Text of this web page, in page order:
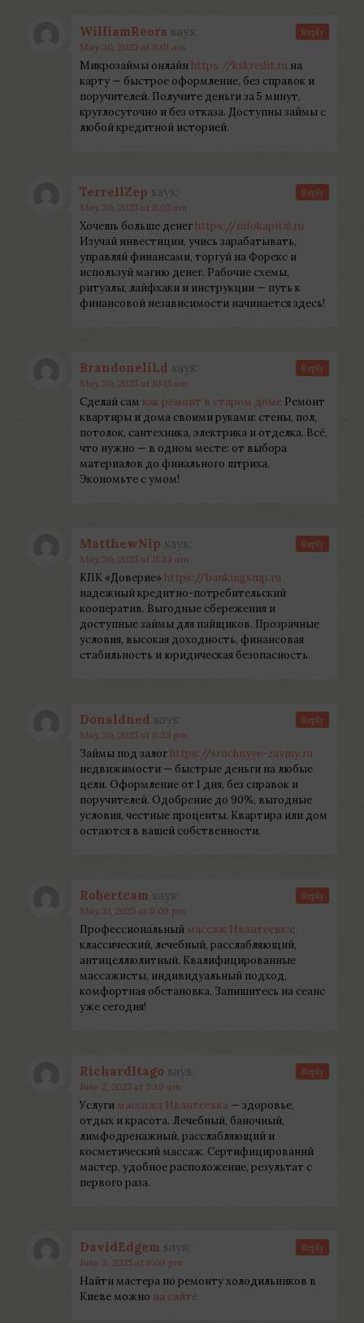
WilliamReors says:
May 30, 2025 at 8:01 am
Микрозаймы онлайнhttps://kskredit.ru на
карту — быстрое оформление, без справок и
поручителей. Получите деньги за 5 минут,
круглосуточно и без отказа. Доступны займы с
любой кредитной историей.
Reply
TerrellZep says:
May 30, 2025 at 8:05 am
Хочешь больше денегhttps://mfokapital.ru
Изучай инвестиции, учись зарабатывать,
управляй финансами, торгуй на Форекс и
используй магию денег. Рабочие схемы,
ритуалы, лайфхаки и инструкции — путь к
финансовой независимости начинается здесь!
Reply
BrandoneliLd says:
May 30, 2025 at 10:15 am
Сделай сам как ремонт в старом доме Ремонт
квартиры и дома своими руками: стены, пол,
потолок, сантехника, электрика и отделка. Всё,
что нужно — в одном месте: от выбора
материалов до финального штриха.
Экономьте с умом!
Reply
MatthewNip says:
May 30, 2025 at 11:33 am
КПК «Доверие» https://bankingsmp.ru
надежный кредитно-потребительский
кооператив. Выгодные сбережения и
доступные займы для пайщиков. Прозрачные
условия, высокая доходность, финансовая
стабильность и юридическая безопасность.
Reply
Donaldned says:
May 30, 2025 at 6:35 pm
Займы под залогhttps://srochnyye-zaymy.ru
недвижимости — быстрые деньги на любые
цели. Оформление от 1 дня, без справок и
поручителей. Одобрение до 90%, выгодные
условия, честные проценты. Квартира или дом
остаются в вашей собственности.
Reply
Robertcam says:
May 31, 2025 at 6:09 pm
Профессиональный массаж Ивантеевка:
классический, лечебный, расслабляющий,
антицеллюлитный. Квалифицированные
массажисты, индивидуальный подход,
комфортная обстановка. Запишитесь на сеанс
уже сегодня!
Reply
RichardItago says:
June 2, 2025 at 5:36 am
Услуги массажа Ивантеевка — здоровье,
отдых и красота. Лечебный, баночный,
лимфодренажный, расслабляющий и
косметический массаж. Сертифицированнй
мастер, удобное расположение, результат с
первого раза.
Reply
DavidEdgem says:
June 3, 2025 at 6:09 pm
Найти мастера по ремонту холодильников в
Киеве можно на сайте
Reply